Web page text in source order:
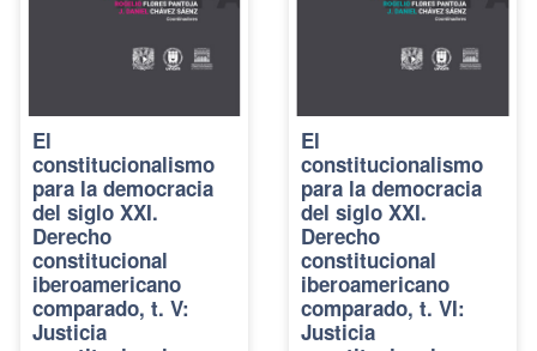
El
constitucionalismo
para la democracia
del siglo XXI.
Derecho
constitucional
iberoamericano
comparado, t. V:
Justicia
El
constitucionalismo
para la democracia
del siglo XXI.
Derecho
constitucional
iberoamericano
comparado, t. VI:
Justicia